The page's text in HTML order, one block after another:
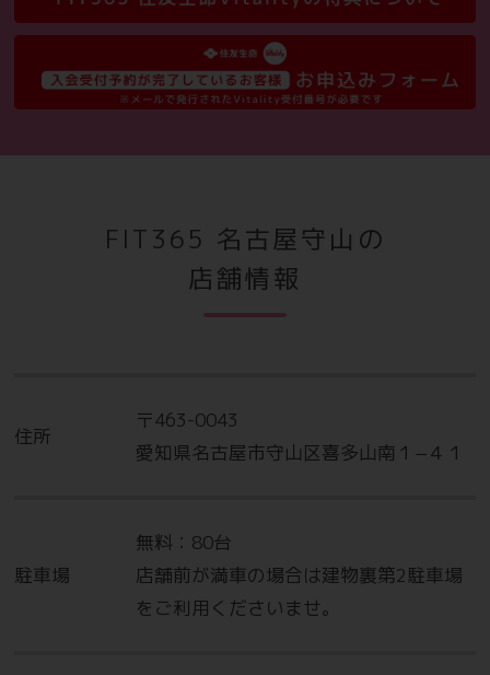
※当月の入会キャンペーン以外との併用はできません。
※2名様以上同時に登録会員様としてご契約いただいた場合の
み。
お得な情報
いま現在、他のスポーツクラブに
月会費1ヶ月分が無料！
※当月の入会キャンペーン以外との併用はできません。
※ご入会手続きの際、所属されている店舗様の会員証など在籍
FIT365 名古屋守山の
店舗情報
住所
〒463-0043
愛知県名古屋市守山区喜多山南１−４１
駐車場
無料：80台
店舗前が満車の場合は建物裏第2駐車場
をご利用くださいませ。